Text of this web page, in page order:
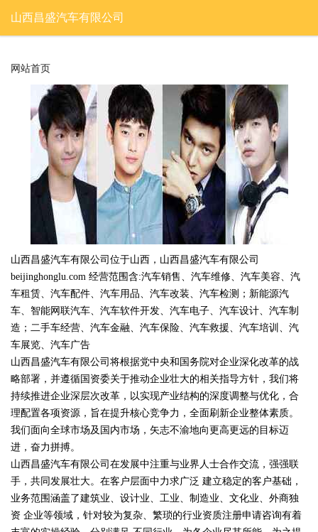
山西昌盛汽车有限公司
网站首页
山西昌盛汽车有限公司位于山西，山西昌盛汽车有限公司
beijinghonglu.com 经营范围含:汽车销售、汽车维修、汽车美容、汽
车租赁、汽车配件、汽车用品、汽车改装、汽车检测；新能源汽
车、智能网联汽车、汽车软件开发、汽车电子、汽车设计、汽车制
造；二手车经营、汽车金融、汽车保险、汽车救援、汽车培训、汽
车展览、汽车广告
山西昌盛汽车有限公司将根据党中央和国务院对企业深化改革的战
略部署，并遵循国资委关于推动企业壮大的相关指导方针，我们将
持续推进企业深层次改革，以实现产业结构的深度调整与优化，合
理配置各项资源，旨在提升核心竞争力，全面刷新企业整体素质。
我们面向全球市场及国内市场，矢志不渝地向更高更远的目标迈
进，奋力拼搏。
山西昌盛汽车有限公司在发展中注重与业界人士合作交流，强强联
手，共同发展壮大。在客户层面中力求广泛 建立稳定的客户基础，
业务范围涵盖了建筑业、设计业、工业、制造业、文化业、外商独
资 企业等领域，针对较为复杂、繁琐的行业资质注册申请咨询有着